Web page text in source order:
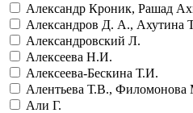
Александр Кроник, Рашад
Александров Д. А., Ахутина
Александровский Л.
Алексеева Н.И.
Алексеева-Бескина Т.И.
Алентьева Т.В.,
Али Г.